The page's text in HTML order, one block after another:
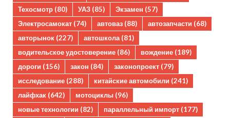
Техосмотр (80) УАЗ (85) Экзамен (57)
Электросамокат (74) автоваз (88) автозапчасти (68)
авторынок (227) автошкола(81)
водительское удостоверение (86) вождение (189)
дороги (156) закон (84) законопроект (79)
исследование (288) китайские автомобили (241)
лайфхак (642) мотоциклы (96)
новые технологии (82) параллельный импорт (177)